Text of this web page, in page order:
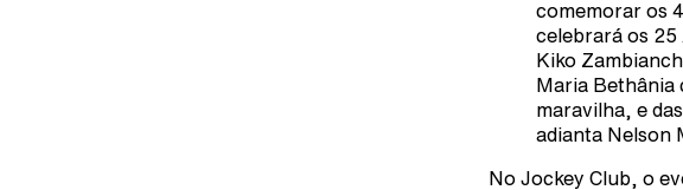
comemorar os
celebrará os 25
Kiko
Maria Bethânia
maravilha, e
adianta Nelson
No Jockey Club, o